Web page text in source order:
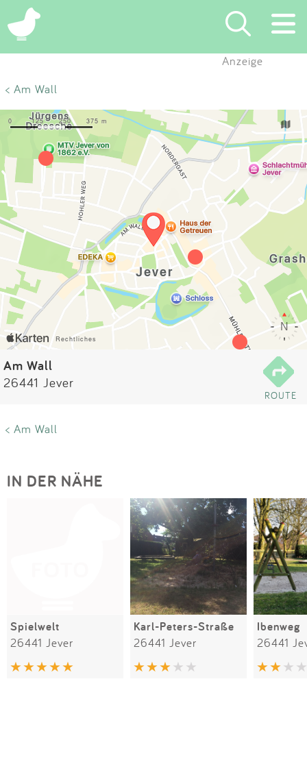
×
Eintragen
App
Blog
Partner
Kontakt
Impressum
Anzeige
< Am Wall
Am Wall
26441 Jever
ROUTE
< Am Wall
IN DER NÄHE
Spielwelt
26441 Jever
Karl-Peters-Straße
26441 Jever
Ibenweg
26441